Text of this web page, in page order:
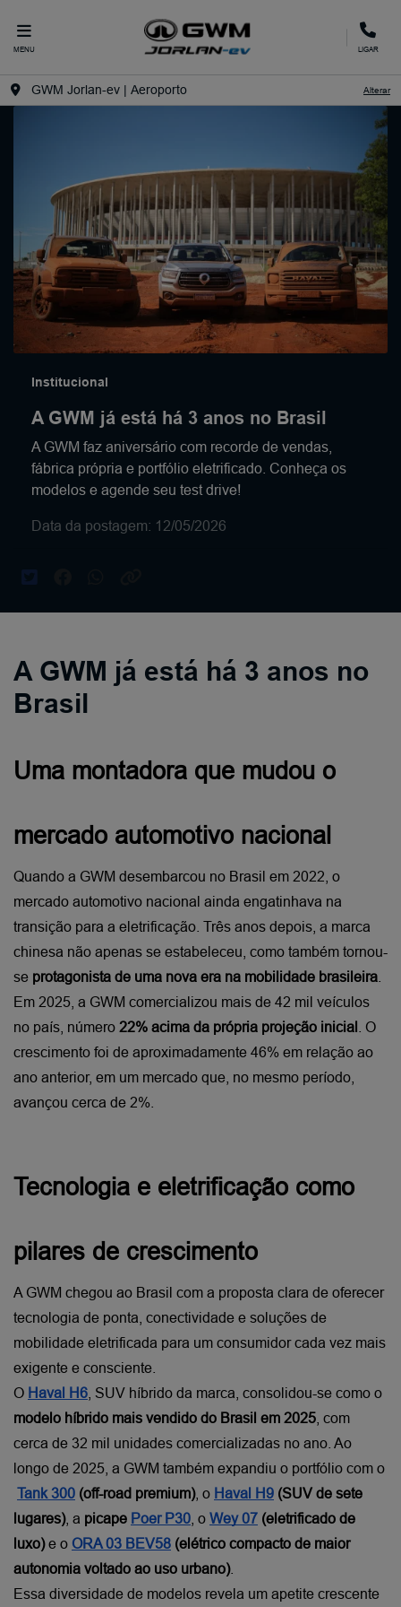
MENU LIGAR
GWM Jorlan-ev | Aeroporto Alterar
Institucional
A GWM já está há 3 anos no Brasil
A GWM faz aniversário com recorde de vendas,
fábrica própria e portfólio eletrificado. Conheça os
modelos e agende seu test drive!
Data da postagem: 12/05/2026
A GWM já está há 3 anos no
Brasil
Uma montadora que mudou o
mercado automotivo nacional
Quando a GWM desembarcou no Brasil em 2022, o
mercado automotivo nacional ainda engatinhava na
transição para a eletrificação. Três anos depois, a marca
chinesa não apenas se estabeleceu, como também tornou-
se protagonista de uma nova era na mobilidade brasileira
Em 2025, a GWM comercializou mais de 42 mil veículos
no país, número 22% acima da própria projeção inicial . O
crescimento foi de aproximadamente 46% em relação ao
ano anterior, em um mercado que, no mesmo período,
avançou cerca de 2%.
Tecnologia e eletrificação como
pilares de crescimento
A GWM chegou ao Brasil com a proposta clara de oferecer
tecnologia de ponta, conectividade e soluções de
mobilidade eletrificada para um consumidor cada vez mais
exigente e consciente.
O Haval H6
modelo híbrido mais vendido do Brasil em 2025 , com
cerca de 32 mil unidades comercializadas no ano. Ao
longo de 2025, a GWM também expandiu o portfólio com o
Tank 300 (off-road premium), o Haval H9 (SUV de sete
lugares), a picape Poer P30 , o Wey 07 (eletrificado de
luxo) e o ORA 03 BEV58 (elétrico compacto de maior
autonomia voltado ao uso urbano).
Essa diversidade de modelos revela um apetite crescente